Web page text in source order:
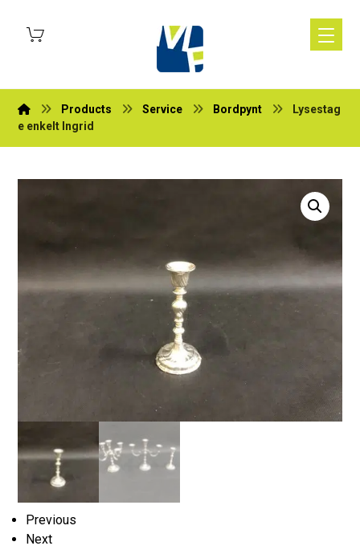
Products Service Bordpynt
Lysestag
e enkelt Ingrid
Previous
Next